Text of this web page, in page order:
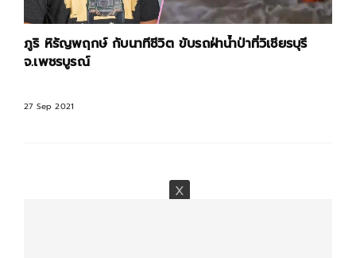
สุนารี ราชสีมา พ้อเกิดมา 53 ปี เพิ่งเคยเจอ น้ำท่วมหนัก
ไร่สวนเสียหาย 80 กว่าไร่
27 Sep 2021